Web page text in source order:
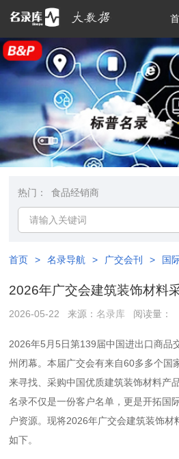
热门： 食品经销商
首页 > 名录导航 > 广交会刊 > 国
2026年广交会建筑装饰材料
2026-05-22 来源：名录库 阅读量：
2026年5月5日第139届中国进出口商品
州闭幕。本届广交会有来自60多多个国
来寻找、采购中国优质建筑装饰材料产
名录不仅是一份客户名单，更是开拓国
户资源。现将2026年广交会建筑装饰材
如下。